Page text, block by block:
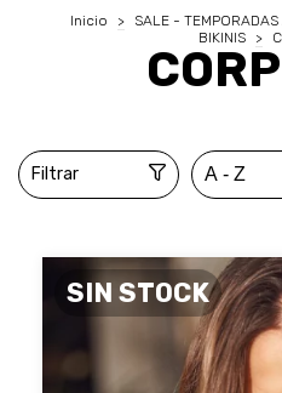
Inicio > SALE - TEMPORADAS
BIKINIS
>
Filtrar
SIN STOCK